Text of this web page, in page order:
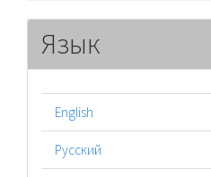
Язык
English
Русский